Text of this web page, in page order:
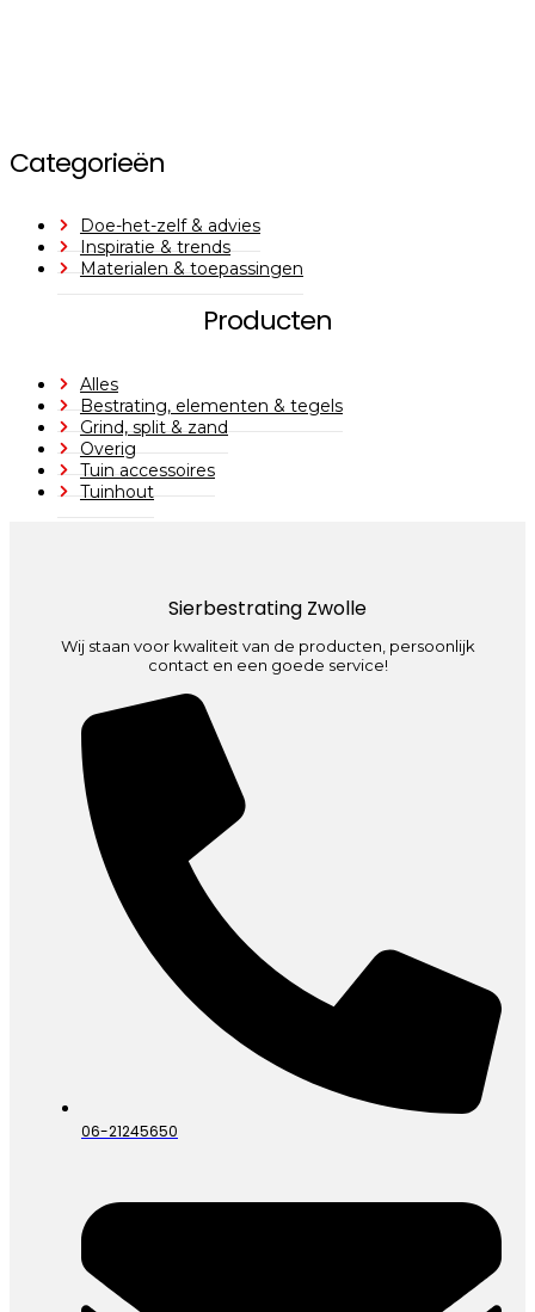
Categorieën
Doe-het-zelf & advies
Inspiratie & trends
Materialen & toepassingen
Producten
Alles
Bestrating, elementen & tegels
Grind, split & zand
Overig
Tuin accessoires
Tuinhout
Sierbestrating Zwolle
Wij staan voor kwaliteit van de producten, persoonlijk
contact en een goede service!
06-21245650